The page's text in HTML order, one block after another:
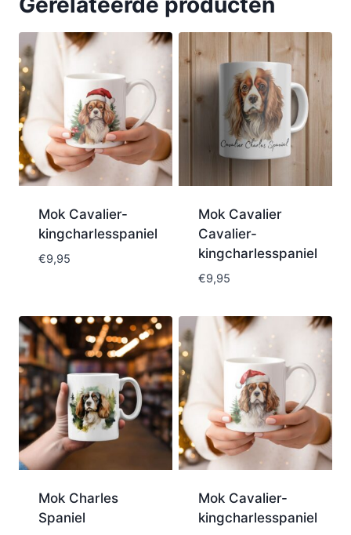
Mok Cavalier-
kingcharlesspaniel
€9,95
Mok Cavalier
Cavalier-
kingcharlesspaniel
€9,95
Mok Charles
Spaniel
Mok Cavalier-
kingcharlesspaniel